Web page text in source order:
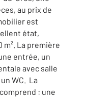
au prix de
est
état,
La première
entrée, un
avec salle
WC. La
: une